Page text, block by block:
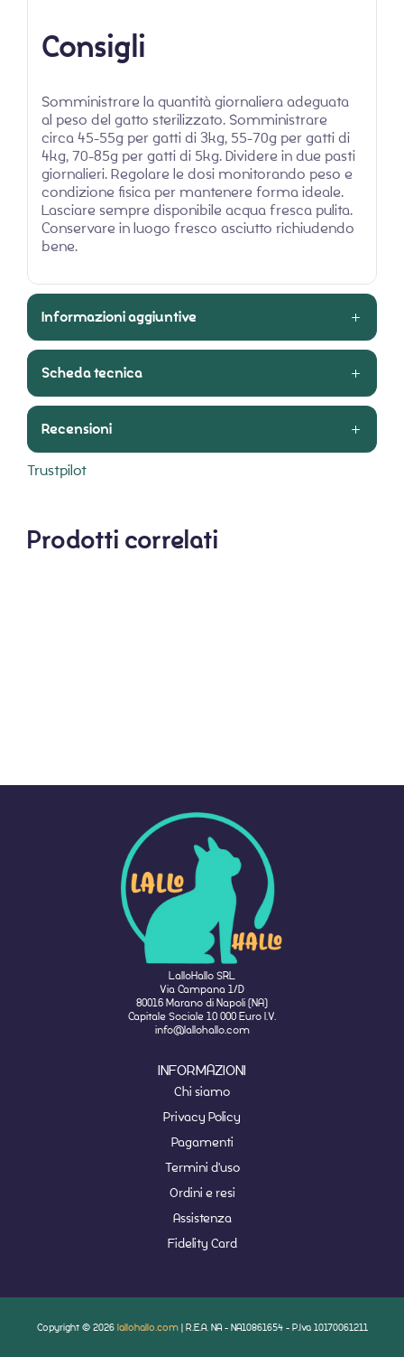
Consigli
Somministrare la quantità giornaliera adeguata
al peso del gatto sterilizzato. Somministrare
circa 45-55g per gatti di 3kg, 55-70g per gatti di
4kg, 70-85g per gatti di 5kg. Dividere in due pasti
giornalieri. Regolare le dosi monitorando peso e
condizione fisica per mantenere forma ideale.
Lasciare sempre disponibile acqua fresca pulita.
Conservare in luogo fresco asciutto richiudendo
bene.
Informazioni aggiuntive
Scheda tecnica
Recensioni
Trustpilot
Prodotti correlati
LalloHallo SRL
Via Campana 1/D
80016 Marano di Napoli (NA)
Capitale Sociale 10 000 Euro I.V.
info@lallohallo.com
INFORMAZIONI
Chi siamo
Privacy Policy
Pagamenti
Termini d'uso
Ordini e resi
Assistenza
Fidelity Card
Copyright © 2026 lallohallo.com | R.E.A. NA - NA10861654 - P.Iva 10170061211